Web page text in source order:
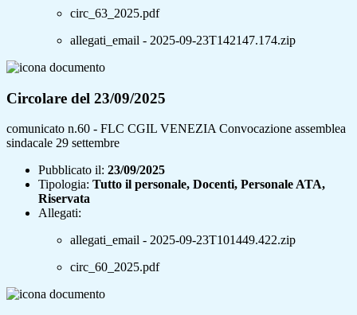
circ_63_2025.pdf
allegati_email - 2025-09-23T142147.174.zip
Circolare del 23/09/2025
comunicato n.60 - FLC CGIL VENEZIA Convocazione assemblea
sindacale 29 settembre
Pubblicato il: 23/09/2025
Tipologia: Tutto il personale, Docenti, Personale ATA,
Riservata
Allegati:
allegati_email - 2025-09-23T101449.422.zip
circ_60_2025.pdf